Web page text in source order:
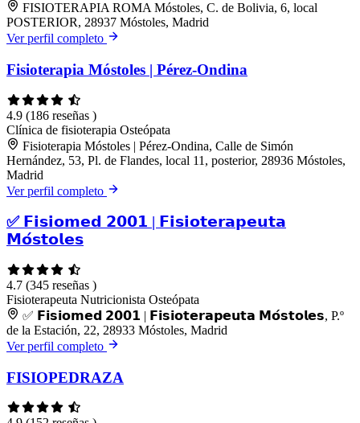
FISIOTERAPIA ROMA Móstoles, C. de Bolivia, 6, local
POSTERIOR, 28937 Móstoles, Madrid
Ver perfil completo
Fisioterapia Móstoles | Pérez-Ondina
4.9 (186 reseñas )
Clínica de fisioterapia Osteópata
Fisioterapia Móstoles | Pérez-Ondina, Calle de Simón
Hernández, 53, Pl. de Flandes, local 11, posterior, 28936 Móstoles,
Madrid
Ver perfil completo
✅ 𝗙𝗶𝘀𝗶𝗼𝗺𝗲𝗱 𝟮𝟬𝟬𝟭 | 𝗙𝗶𝘀𝗶𝗼𝘁𝗲𝗿𝗮𝗽𝗲𝘂𝘁𝗮
𝗠𝗼́𝘀𝘁𝗼𝗹𝗲𝘀
4.7 (345 reseñas )
Fisioterapeuta Nutricionista Osteópata
✅ 𝗙𝗶𝘀𝗶𝗼𝗺𝗲𝗱 𝟮𝟬𝟬𝟭 | 𝗙𝗶𝘀𝗶𝗼𝘁𝗲𝗿𝗮𝗽𝗲𝘂𝘁𝗮 𝗠𝗼́𝘀𝘁𝗼𝗹𝗲𝘀, P.º
de la Estación, 22, 28933 Móstoles, Madrid
Ver perfil completo
FISIOPEDRAZA